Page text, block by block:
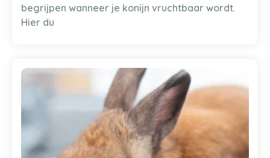
begrijpen wanneer je konijn vruchtbaar wordt.
Hier du